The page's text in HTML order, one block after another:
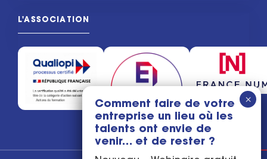
L'ASSOCIATION
Comment faire de votre
entreprise un lieu où les
talents ont envie de
venir… et de rester ?